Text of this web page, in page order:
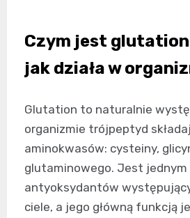
Czym jest glutation
jak działa w
Glutation to naturalnie
organizmie trójpeptyd
aminokwasów: cysteiny,
glutaminowego. Jest jednym
antyoksydantów
ciele, a jego główną funkcją